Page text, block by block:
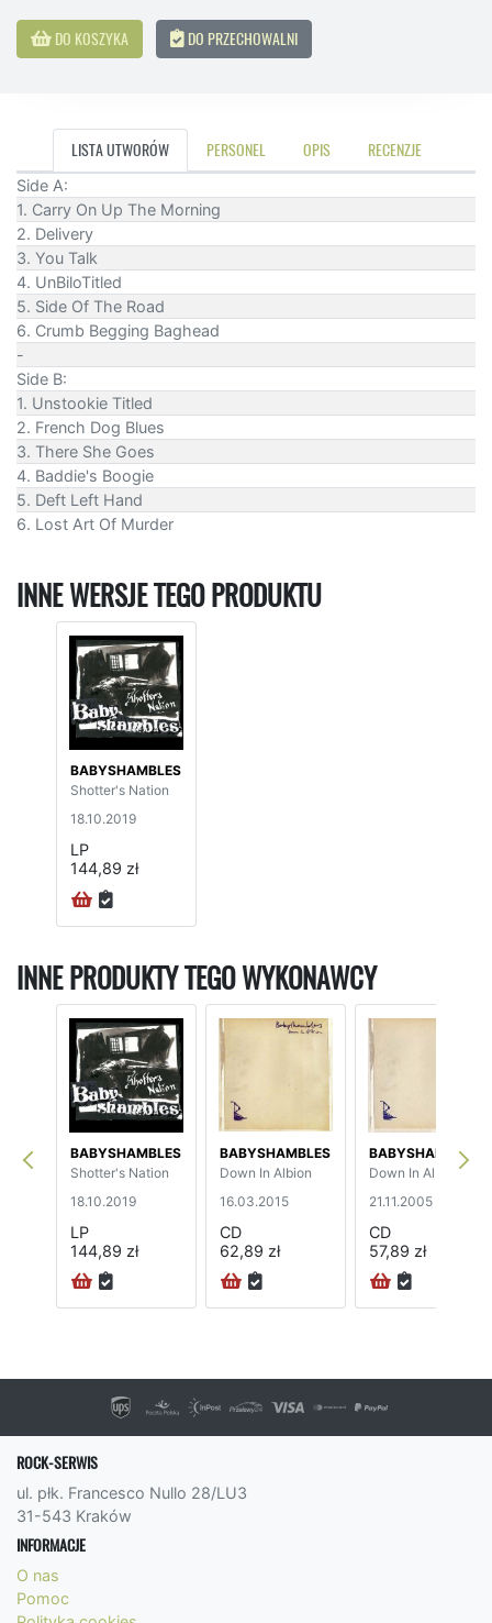
DO KOSZYKA DO PRZECHOWALNI
LISTA UTWORÓW PERSONEL OPIS RECENZJE
Side A:
1. Carry On Up The Morning
2. Delivery
3. You Talk
4. UnBiloTitled
5. Side Of The Road
6. Crumb Begging Baghead
-
Side B:
1. Unstookie Titled
2. French Dog Blues
3. There She Goes
4. Baddie's Boogie
5. Deft Left Hand
6. Lost Art Of Murder
INNE WERSJE TEGO PRODUKTU
BABYSHAMBLES
Shotter's Nation
18.10.2019
LP
144,89 zł
INNE PRODUKTY TEGO WYKONAWCY
BABYSHAMBLES
Shotter's Nation
18.10.2019
LP
144,89 zł
BABYSHAMBLES
Down In Albion
16.03.2015
CD
62,89 zł
BABYSHAMBLES
Down In Albion
21.11.2005
CD
57,89 zł
ROCK-SERWIS
ul. płk. Francesco Nullo 28/LU3
31-543 Kraków
INFORMACJE
O nas
Pomoc